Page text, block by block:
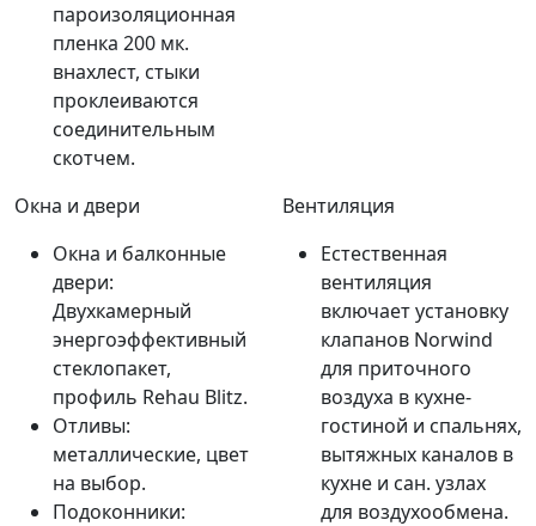
пароизоляционная
пленка 200 мк.
внахлест, стыки
проклеиваются
соединительным
скотчем.
Окна и двери
Окна и балконные
двери:
Двухкамерный
энергоэффективный
стеклопакет,
профиль Rehau Blitz.
Отливы:
металлические, цвет
на выбор.
Подоконники:
Вентиляция
Естественная
вентиляция
включает установку
клапанов Norwind
для приточного
воздуха в кухне-
гостиной и спальнях,
вытяжных каналов в
кухне и сан. узлах
для воздухообмена.